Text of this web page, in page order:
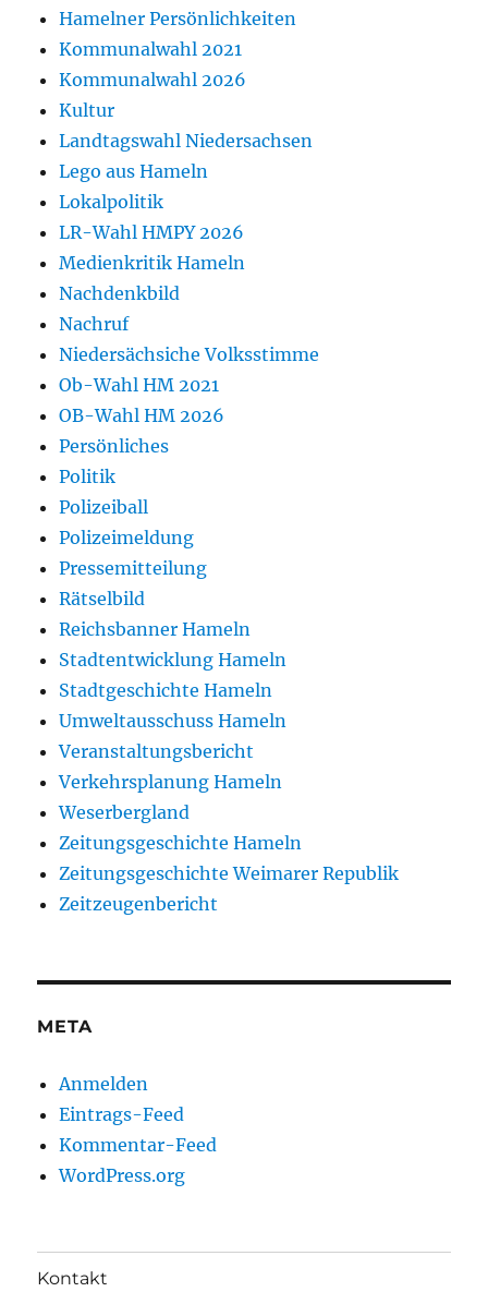
Hamelner Persönlichkeiten
Kommunalwahl 2021
Kommunalwahl 2026
Kultur
Landtagswahl Niedersachsen
Lego aus Hameln
Lokalpolitik
LR-Wahl HMPY 2026
Medienkritik Hameln
Nachdenkbild
Nachruf
Niedersächsiche Volksstimme
Ob-Wahl HM 2021
OB-Wahl HM 2026
Persönliches
Politik
Polizeiball
Polizeimeldung
Pressemitteilung
Rätselbild
Reichsbanner Hameln
Stadtentwicklung Hameln
Stadtgeschichte Hameln
Umweltausschuss Hameln
Veranstaltungsbericht
Verkehrsplanung Hameln
Weserbergland
Zeitungsgeschichte Hameln
Zeitungsgeschichte Weimarer Republik
Zeitzeugenbericht
META
Anmelden
Eintrags-Feed
Kommentar-Feed
WordPress.org
Kontakt